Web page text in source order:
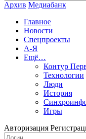
Архив Медиабанк
Главное
Новости
Спецпроекты
А-Я
Ещё…
Контур
Технологии
Люди
История
Игры
Авторизация